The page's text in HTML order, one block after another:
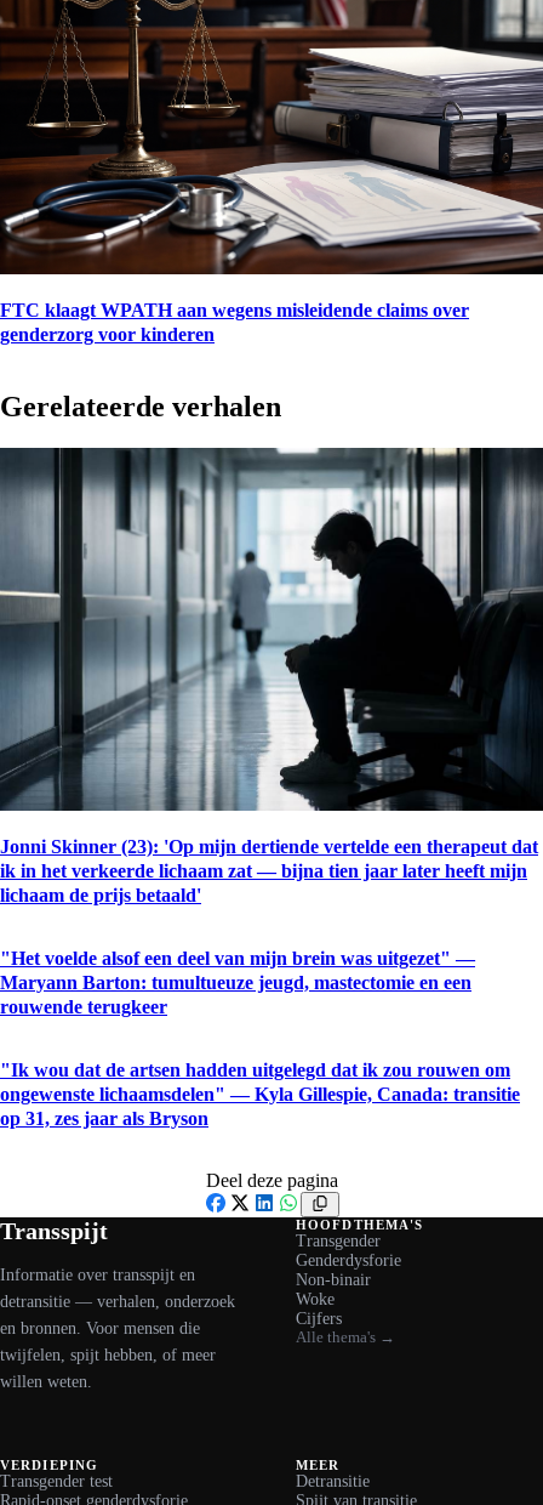
FTC klaagt WPATH aan wegens misleidende claims over
genderzorg voor kinderen
Gerelateerde verhalen
Jonni Skinner (23): 'Op mijn dertiende vertelde een therapeut dat
ik in het verkeerde lichaam zat — bijna tien jaar later heeft mijn
lichaam de prijs betaald'
"Het voelde alsof een deel van mijn brein was uitgezet" —
Maryann Barton: tumultueuze jeugd, mastectomie en een
rouwende terugkeer
"Ik wou dat de artsen hadden uitgelegd dat ik zou rouwen om
ongewenste lichaamsdelen" — Kyla Gillespie, Canada: transitie
op 31, zes jaar als Bryson
Deel deze pagina
Facebook
X LinkedIn
WhatsApp
Transspijt
Informatie over transspijt en
detransitie — verhalen, onderzoek
en bronnen. Voor mensen die
twijfelen, spijt hebben, of meer
willen weten.
HOOFDTHEMA'S
Transgender
Genderdysforie
Non-binair
Woke
Cijfers
Alle thema's →
VERDIEPING
Transgender test
Rapid-onset genderdysforie
MEER
Detransitie
Spijt van transitie